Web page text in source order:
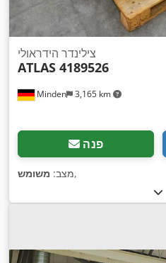
Minden 3,165 km
צילינדר הידראולי
ATLAS 4189526
פנה
מצב: משומש ,